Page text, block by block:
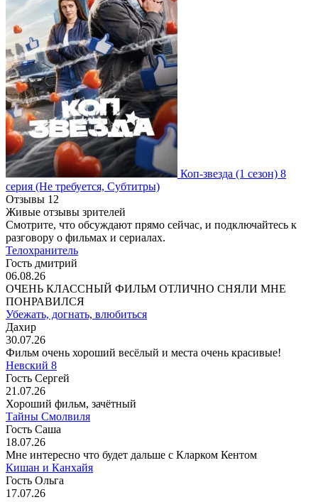
Коп-звезда (1 сезон) 8
серия (Не требуется, Субтитры)
Отзывы 12
Живые отзывы зрителей
Смотрите, что обсуждают прямо сейчас, и подключайтесь к
разговору о фильмах и сериалах.
Телохранитель
Гость дмитрий
06.08.26
ОЧЕНЬ КЛАССНЫЙ ФИЛЬМ ОТЛИЧНО СНЯЛИ МНЕ
ПОНРАВИЛСЯ
Убежать, догнать, влюбиться
Дахир
30.07.26
Фильм очень хороший весёлый и места очень красивые!
Невский 8
Гость Сергей
21.07.26
Хороший фильм, зачётный
Тайны Смолвиля
Гость Саша
18.07.26
Мне интересно что будет дальше с Кларком Кентом
Кишан и Канхайя
Гость Ольга
17.07.26